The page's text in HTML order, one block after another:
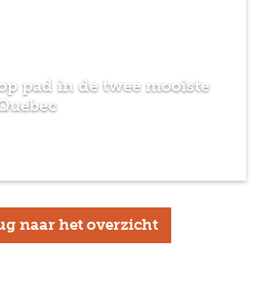
pad in de twee mooiste
naar het overzicht